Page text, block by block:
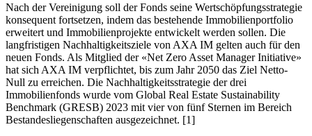
Nach der Vereinigung soll der Fonds seine Wertschöpfungsstrategie
konsequent fortsetzen, indem das bestehende Immobilienportfolio
erweitert und Immobilienprojekte entwickelt werden sollen. Die
langfristigen Nachhaltigkeitsziele von AXA IM gelten auch für den
neuen Fonds. Als Mitglied der «Net Zero Asset Manager Initiative»
hat sich AXA IM verpflichtet, bis zum Jahr 2050 das Ziel Netto-
Null zu erreichen. Die Nachhaltigkeitsstrategie der drei
Immobilienfonds wurde vom Global Real Estate Sustainability
Benchmark (GRESB) 2023 mit vier von fünf Sternen im Bereich
Bestandesliegenschaften ausgezeichnet. [1]